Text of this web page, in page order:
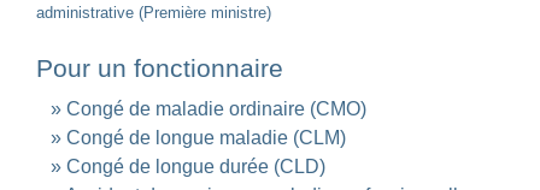
administrative (Première ministre)
Pour un fonctionnaire
Congé de maladie ordinaire (CMO)
Congé de longue maladie (CLM)
Congé de longue durée (CLD)